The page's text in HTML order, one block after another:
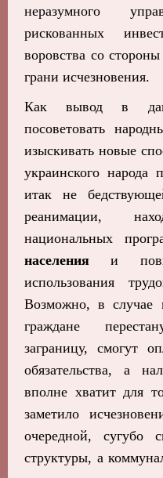
неразумного
рискованных
воровства со
грани исчезновения.
Как вывод в
посоветовать
изыскивать новые
украинского народа
итак не
реанимации,
национальных
населения и
использования
Возможно, в случае
граждане
заграницу, смогут
обязательства, а
вполне хватит для
заметило
очередной, сугубо
структуры, а